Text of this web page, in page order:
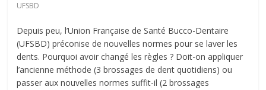
UFSBD
Depuis peu, l’Union Française de Santé Bucco-Dentaire
(UFSBD) préconise de nouvelles normes pour se laver les
dents. Pourquoi avoir changé les règles ? Doit-on appliquer
l’ancienne méthode (3 brossages de dent quotidiens) ou
passer aux nouvelles normes suffit-il (2 brossages